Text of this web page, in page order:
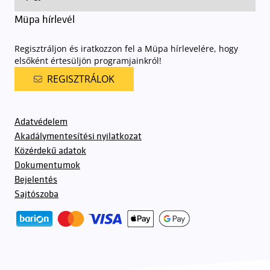
Müpa hírlevél
Regisztráljon és iratkozzon fel a Müpa hírlevelére, hogy
elsőként értesüljön programjainkról!
REGISZTRÁLOK
Adatvédelem
Akadálymentesítési nyilatkozat
Közérdekű adatok
Dokumentumok
Bejelentés
Sajtószoba